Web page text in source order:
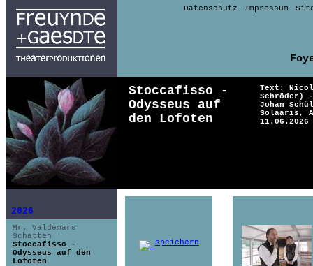
Impressum
Datenschutz
2026
Mr. Valdemars
Schatten
Stoccafisso -
Odysseus auf den
Lofoten
Stoccafisso -
Odysseus auf
den Lofoten
Text:
Schröder)
Johan
Solaaris,
11.06.2026
speichern